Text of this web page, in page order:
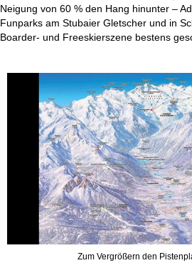
Neigung von 60 % den Hang hinunter –
Funparks am Stubaier Gletscher und in
Boarder- und Freeskierszene bestens
Zum Vergrößern den